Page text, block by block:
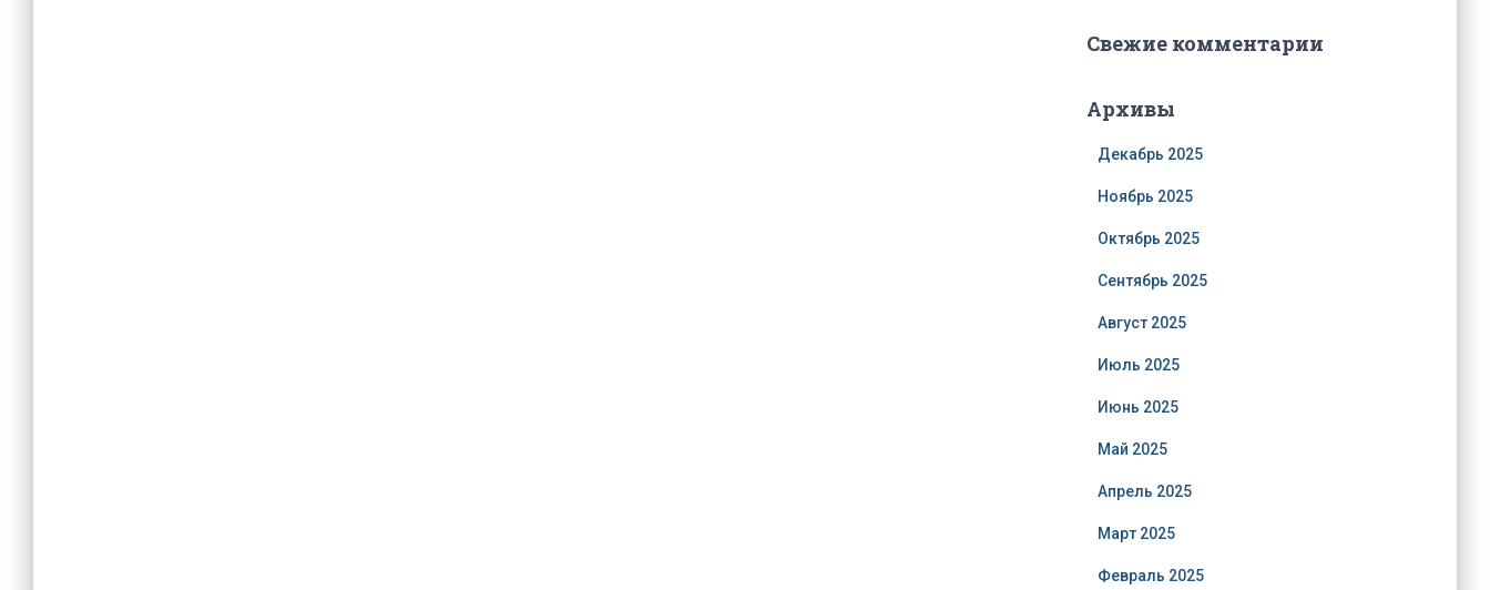
Свежие комментарии
Архивы
Декабрь 2025
Ноябрь 2025
Октябрь 2025
Сентябрь 2025
Август 2025
Июль 2025
Июнь 2025
Май 2025
Апрель 2025
Март 2025
Февраль 2025